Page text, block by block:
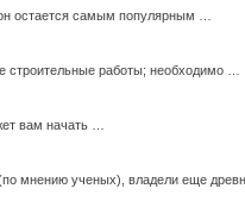
остается самым популярным …
строительные работы; необходимо …
вам начать …
мнению ученых), владели еще